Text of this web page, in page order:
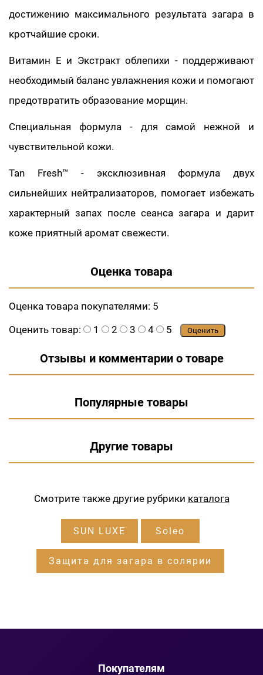
достижению максимального результата загара в
кротчайшие сроки.
Витамин E и Экстракт облепихи - поддерживают
необходимый баланс увлажнения кожи и помогают
предотвратить образование морщин.
Специальная формула - для самой нежной и
чувствительной кожи.
Tan Fresh™ - эксклюзивная формула двух
сильнейших нейтрализаторов, помогает избежать
характерный запах после сеанса загара и дарит
коже приятный аромат свежести.
Оценка товара
Оценка товара покупателями: 5
Оценить товар:
1 2 3 4 5 Оценить
Отзывы и комментарии о товаре
Популярные товары
Другие товары
Смотрите также другие рубрики каталога
SUN LUXE Soleo
Защита для загара в солярии
Покупателям